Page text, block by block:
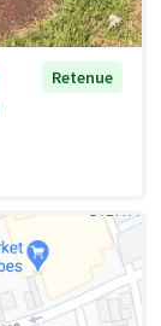
Retenue